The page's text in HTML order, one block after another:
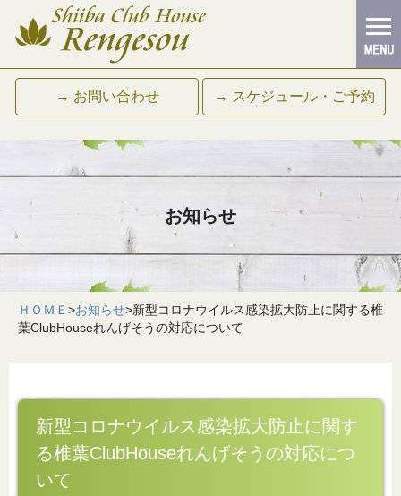
→ お問い合わせ → スケジュール・ご予約
お知らせ
ＨＯＭＥ >お知らせ>新型コロナウイルス感染拡大防止に関する椎
葉ClubHouseれんげそうの対応について
新型コロナウイルス感染拡大防止に関す
る椎葉ClubHouseれんげそうの対応につ
いて